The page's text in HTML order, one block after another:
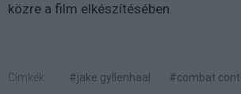
közre a film elkészítésében.
Címkék: #jake gyllenhaal #combat